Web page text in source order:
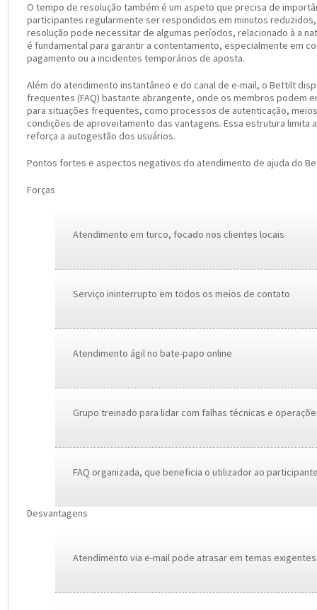
O tempo de resolução também é um aspeto que precisa de
participantes regularmente ser respondidos em minutos reduzidos,
resolução pode necessitar de algumas períodos, relacionado à a
é fundamental para garantir a contentamento, especialmente em
pagamento ou a incidentes temporários de aposta.
Além do atendimento instantâneo e do canal de e-mail, o Bettilt
frequentes (FAQ) bastante abrangente, onde os membros podem
para situações frequentes, como processos de autenticação,
condições de aproveitamento das vantagens. Essa estrutura limita
reforça a autogestão dos usuários.
Pontos fortes e aspectos negativos do atendimento de ajuda do
Forças
Atendimento em turco, focado nos clientes locais
Serviço ininterrupto em todos os meios de contato
Atendimento ágil no bate-papo online
Grupo treinado para lidar com falhas técnicas e
FAQ organizada, que beneficia o utilizador ao
Desvantagens
Atendimento via e-mail pode atrasar em temas exigentes